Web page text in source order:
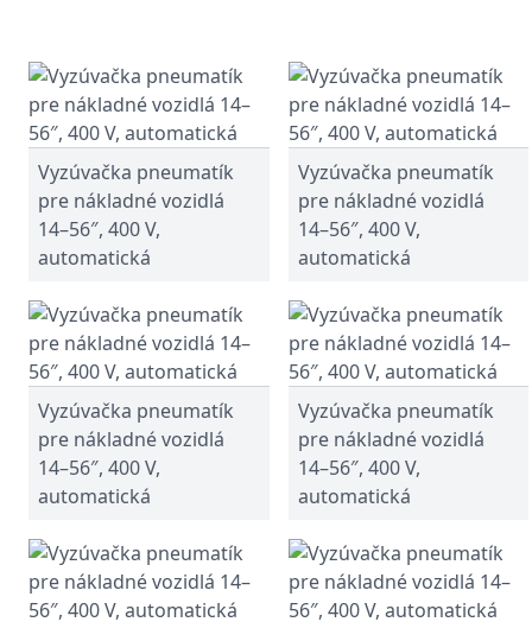
Vyzúvačka pneumatík
pre nákladné vozidlá
14–56″, 400 V,
automatická
Vyzúvačka pneumatík
pre nákladné vozidlá
14–56″, 400 V,
automatická
Vyzúvačka pneumatík
pre nákladné vozidlá
14–56″, 400 V,
automatická
Vyzúvačka pneumatík
pre nákladné vozidlá
14–56″, 400 V,
automatická